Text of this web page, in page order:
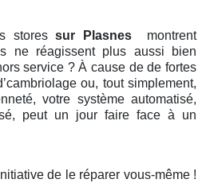
storessur Plasnes
montrent
ne réagissent plus aussi bien
service ? À cause de de fortes
ou, tout simplement,
votre système automatisé,
peut un jour faire face à un
de le réparer vous-même !